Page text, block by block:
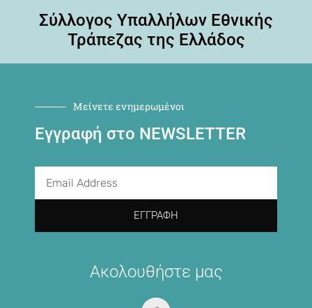
Σύλλογος Υπαλλήλων Εθνικής
Τράπεζας της Ελλάδος
Μείνετε ενημερωμένοι
Εγγραφή στο NEWSLETTER
ΕΓΓΡΑΦΉ
Ακολουθήστε μας